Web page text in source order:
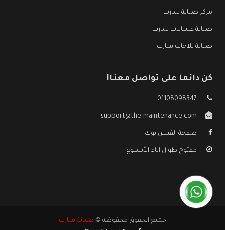
مركز صيانة شارب
صيانة غسالات شارب
صيانة ثلاجات شارب
كن دائما على تواصل معنا!
01108098347
support@the-maintenance.com
صفحة الفيس بوك
مفتوح طوال ايام الأسبوع
جميع الحقوق محفوظه © صيانة شارب